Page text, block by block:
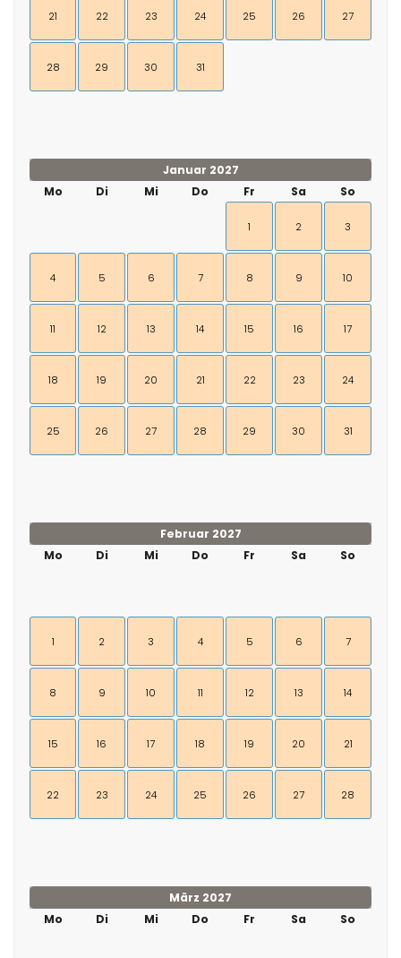
21 22 23 24 25 26 27
28 29 30 31
Januar 2027
Mo
Di Mi Do Fr Sa So
1 2 3
4 5 6 7 8 9 10
11 12 13 14 15 16 17
18 19 20 21 22 23 24
25 26 27 28 29 30 31
Februar 2027
Mo
Di Mi Do Fr Sa So
1 2 3 4 5 6 7
8 9 10 11 12 13 14
15 16 17 18 19 20 21
22 23 24 25 26 27 28
März 2027
Mo
Di Mi Do Fr Sa So